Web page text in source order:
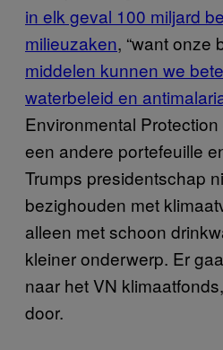
in elk geval 100 miljard
milieuzaken, “want onze
middelen kunnen we
waterbeleid en
Environmental
een andere portefeuille
Trumps presidentschap
bezighouden met
alleen met schoon
kleiner onderwerp. Er
naar het VN
door.